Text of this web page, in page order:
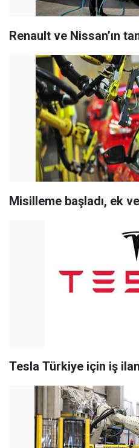
Renault ve Nissan’ın
Misilleme başladı, ek
Tesla Türkiye için iş